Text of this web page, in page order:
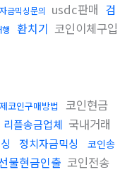
자금믹싱문의 usdc판매 검
환치기 코인이체구입
코인구매방법
코인현금
리플송금업체 국내거래
정치자금믹싱
코인송
물현금인출 코인전송